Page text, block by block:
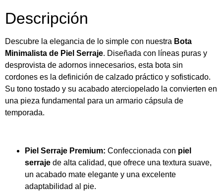
Descripción
Descubre la elegancia de lo simple con nuestra Bota
Minimalista de Piel Serraje. Diseñada con líneas puras y
desprovista de adornos innecesarios, esta bota sin
cordones es la definición de calzado práctico y sofisticado.
Su tono tostado y su acabado aterciopelado la convierten en
una pieza fundamental para un armario cápsula de
temporada.
Piel Serraje Premium: Confeccionada con piel
serraje de alta calidad, que ofrece una textura suave,
un acabado mate elegante y una excelente
adaptabilidad al pie.